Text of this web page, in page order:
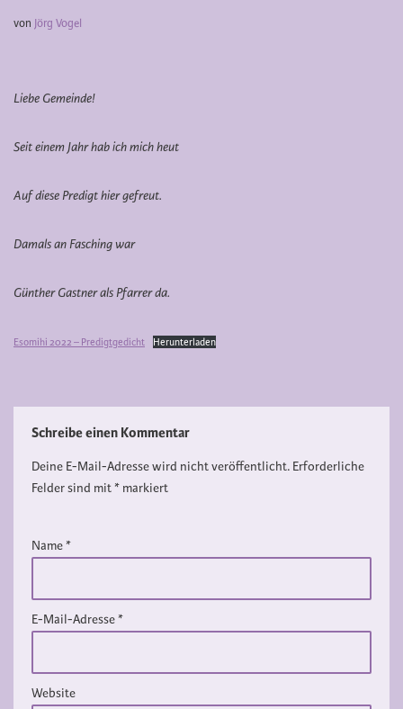
von Jörg Vogel
Liebe Gemeinde!
Seit einem Jahr hab ich mich heut
Auf diese Predigt hier gefreut.
Damals an Fasching war
Günther Gastner als Pfarrer da.
Esomihi 2022 – Predigtgedicht Herunterladen
Schreibe einen Kommentar
Deine E-Mail-Adresse wird nicht veröffentlicht. Erforderliche
Felder sind mit* markiert
Name*
E-Mail-Adresse*
Website